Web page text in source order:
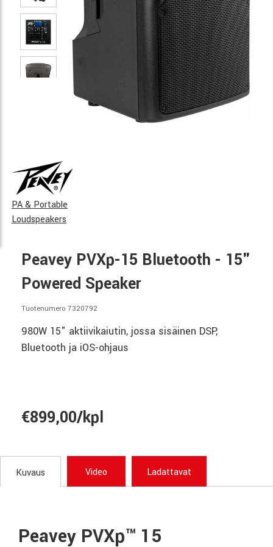
PA & Portable
Loudspeakers
Peavey PVXp-15 Bluetooth - 15"
Powered Speaker
Tuotenumero 7320792
980W 15" aktiivikaiutin, jossa sisäinen DSP,
Bluetooth ja iOS-ohjaus
€899,00/kpl
Kuvaus Video Ladattavat
Peavey PVXp™ 15